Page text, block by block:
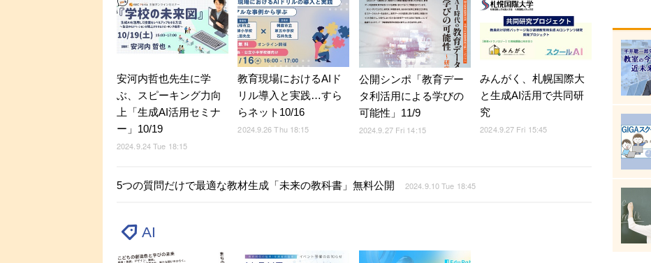
安河内哲也先生に学
ぶ、スピーキング力向
上「生成AI活用セミナ
ー」10/19
2024.9.24 Tue 18:15
教育現場におけるAIド
リル導入と実践…すら
らネット10/16
2024.9.26 Thu 18:15
公開シンポ「教育デー
タ利活用による学びの
可能性」11/9
2024.9.27 Fri 14:15
みんがく、札幌国際大
と生成AI活用で共同研
究
2024.9.27 Fri 15:45
5つの質問だけで最適な教材生成「未来の教科書」無料公開 2024.9.10 Tue 18:45
AI